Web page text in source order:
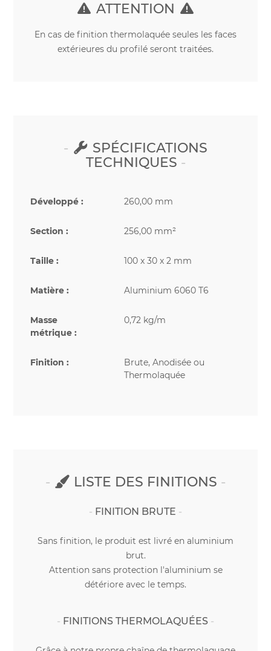
ATTENTION
En cas de finition thermolaquée seules les faces
extérieures du profilé seront traitées.
SPÉCIFICATIONS
TECHNIQUES
Développé : 260,00 mm
Section : 256,00 mm²
Taille : 100 x 30 x 2 mm
Matière : Aluminium 6060 T6
Masse
métrique :
0,72 kg/m
Finition :
Brute, Anodisée ou
Thermolaquée
LISTE DES FINITIONS
FINITION BRUTE
Sans finition, le produit est livré en aluminium
brut.
Attention sans protection l'aluminium se
détériore avec le temps.
FINITIONS THERMOLAQUÉES